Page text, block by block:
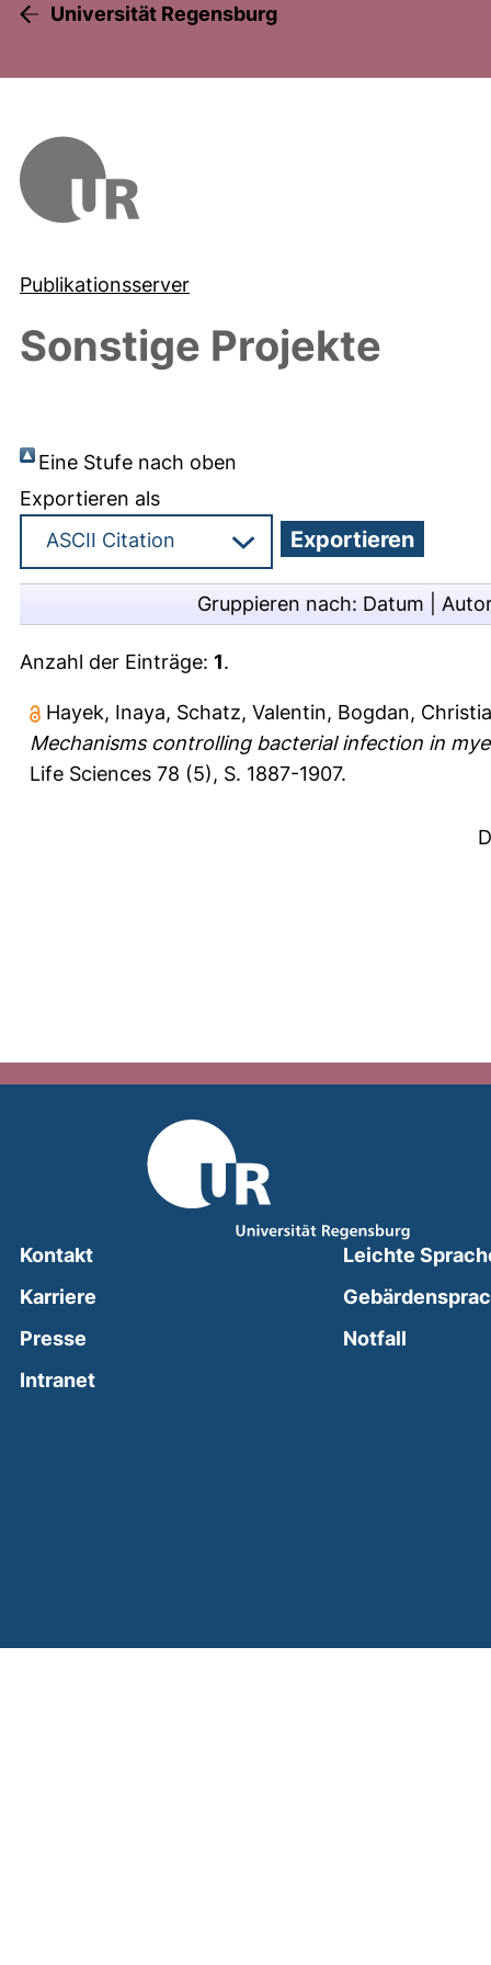
Universität Regensburg
Publikationsserver
Sonstige Projekte
Eine Stufe nach oben
Exportieren als
Gruppieren nach: Datum
Anzahl der Einträge: 1.
Hayek, Inaya, Schatz, Valentin, Bogdan,
Mechanisms controlling bacterial infection in
Life Sciences 78 (5), S. 1887-1907.
Kontakt
Karriere
Presse
Intranet(external link, opens in a new window)
Leichte
Notfall